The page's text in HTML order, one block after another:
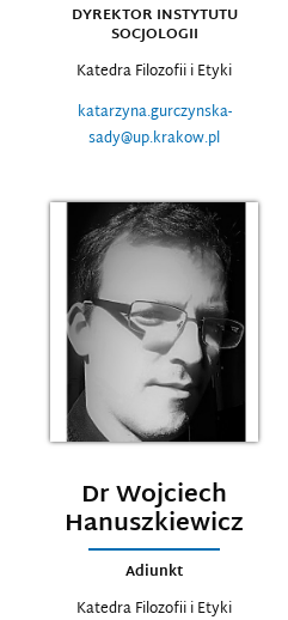
DYREKTOR INSTYTUTU
SOCJOLOGII
Katedra Filozofii i Etyki
katarzyna.gurczynska-
sady@up.krakow.pl
Dr Wojciech
Hanuszkiewicz
Adiunkt
Katedra Filozofii i Etyki